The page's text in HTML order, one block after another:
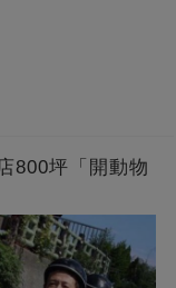
800坪「開動物